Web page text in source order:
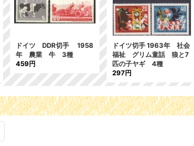
ドイツ DDR切手 1958
年 農業 牛 3種
459円
ドイツ切手 1963年 社会
福祉 グリム童話 狼と7
匹の子ヤギ 4種
297円